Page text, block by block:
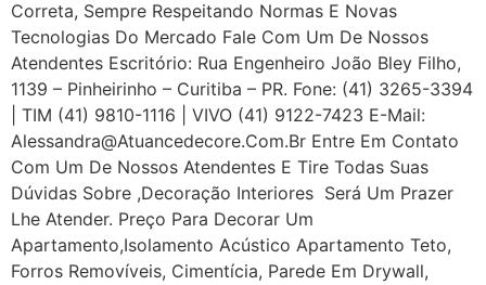
Correta, Sempre Respeitando Normas E Novas
Tecnologias Do Mercado Fale Com Um De Nossos
Atendentes Escritório: Rua Engenheiro João Bley Filho,
1139 – Pinheirinho – Curitiba – PR. Fone: (41) 3265-3394
| TIM (41) 9810-1116 | VIVO (41) 9122-7423 E-Mail:
Alessandra@atuancedecore.com.br Entre Em Contato
Com Um De Nossos Atendentes E Tire Todas Suas
Dúvidas Sobre ,Decoração Interiores Será Um Prazer
Lhe Atender. Preço Para Decorar Um
Apartamento,Isolamento Acústico Apartamento Teto,
Forros Removíveis, Cimentícia, Parede Em Drywall,